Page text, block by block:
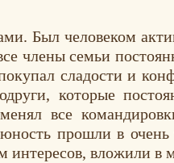
Был человеком
члены семьи
сладости и
которые
все
прошли в
вложили в